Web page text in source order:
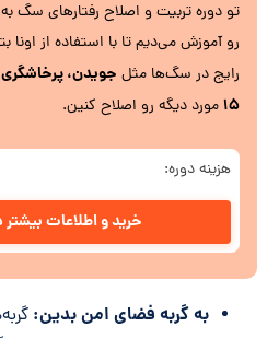
تو دوره تربیت و اصلاح رفتارهای سگ
رو آموزش می‌دیم تا با استفاده از اونا
رایج در سگ‌ها مثل جویدن، پرخاشگری
۱۵مورد دیگه رو اصلاح کنین.
هزینه دوره:
خرید و اطلاعات بیشتر
به گربه فضای امن بدین: